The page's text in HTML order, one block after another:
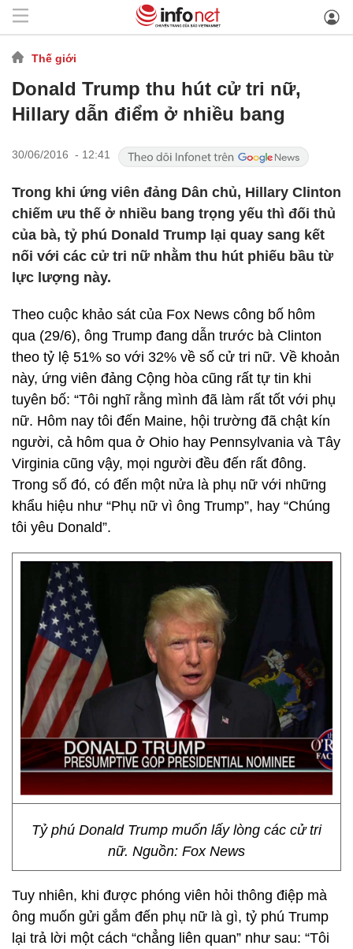
Thế giới
Donald Trump thu hút cử tri nữ,
Hillary dẫn điểm ở nhiều bang
30/06/2016 - 12:41
Trong khi ứng viên đảng Dân chủ, Hillary Clinton
chiếm ưu thế ở nhiều bang trọng yếu thì đối thủ
của bà, tỷ phú Donald Trump lại quay sang kết
nối với các cử tri nữ nhằm thu hút phiếu bầu từ
lực lượng này.
Theo cuộc khảo sát của Fox News công bố hôm
qua (29/6), ông Trump đang dẫn trước bà Clinton
theo tỷ lệ 51% so với 32% về số cử tri nữ. Về khoản
này, ứng viên đảng Cộng hòa cũng rất tự tin khi
tuyên bố: “Tôi nghĩ rằng mình đã làm rất tốt với phụ
nữ. Hôm nay tôi đến Maine, hội trường đã chật kín
người, cả hôm qua ở Ohio hay Pennsylvania và Tây
Virginia cũng vậy, mọi người đều đến rất đông.
Trong số đó, có đến một nửa là phụ nữ với những
khẩu hiệu như “Phụ nữ vì ông Trump”, hay “Chúng
tôi yêu Donald”.
Tỷ phú Donald Trump muốn lấy lòng các cử tri
nữ. Nguồn: Fox News
Tuy nhiên, khi được phóng viên hỏi thông điệp mà
ông muốn gửi gắm đến phụ nữ là gì, tỷ phú Trump
lại trả lời một cách “chẳng liên quan” như sau: “Tôi